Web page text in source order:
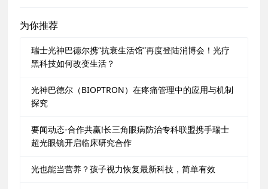
为你推荐
瑞士光神巴德尔携“抗衰生活馆”再度登陆消博会！光疗
黑科技如何改变生活？
光神巴德尔（BIOPTRON）在疼痛管理中的应用与机制
探究
要闻动态-合作共赢!长三角眼病防治专科联盟携手瑞士
超光眼镜开启临床研究合作
光也能当营养？孩子视力恢复最新科技，简单有效